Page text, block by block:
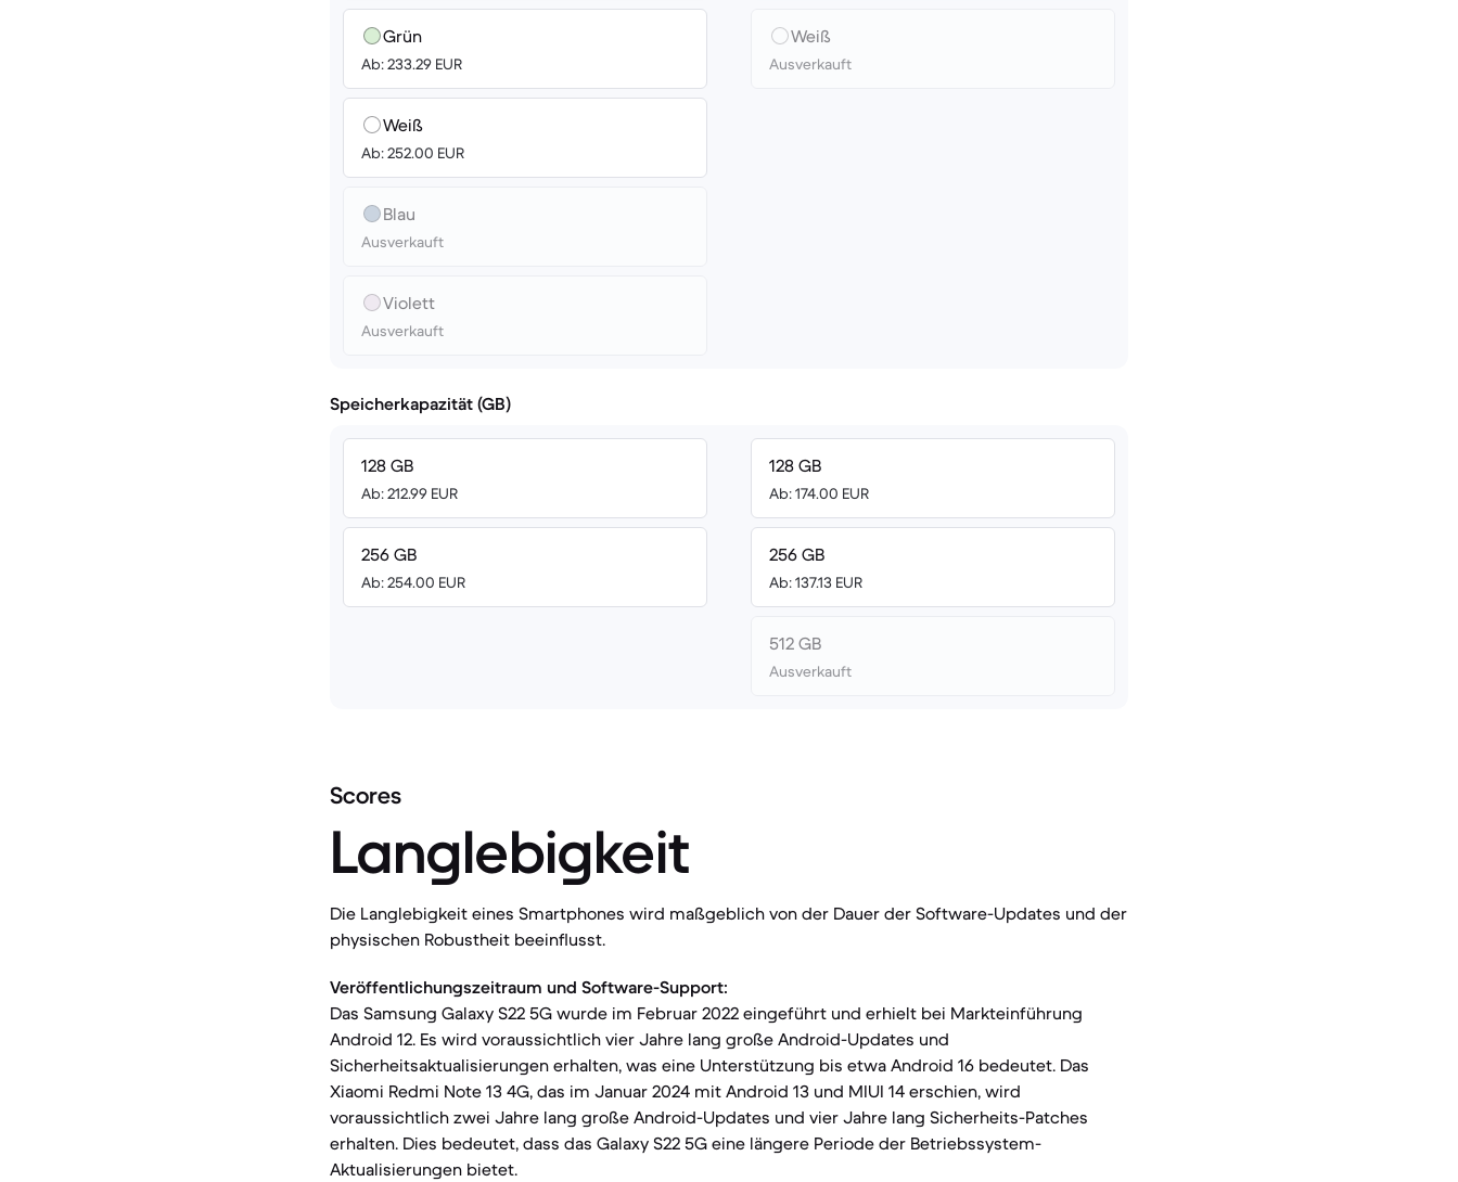
Grün
Ab: 233.29 EUR
Weiß
Ab: 252.00 EUR
Blau
Ausverkauft
Violett
Ausverkauft
Weiß
Ausverkauft
Speicherkapazität (GB)
128 GB
Ab: 212.99 EUR
256 GB
Ab: 254.00 EUR
128 GB
Ab: 174.00 EUR
256 GB
Ab: 137.13 EUR
512 GB
Ausverkauft
Scores
Langlebigkeit
Die Langlebigkeit eines Smartphones wird maßgeblich von der Dauer der Software-Updates und der
physischen Robustheit beeinflusst.
Veröffentlichungszeitraum und Software-Support:
Das Samsung Galaxy S22 5G wurde im Februar 2022 eingeführt und erhielt bei Markteinführung
Android 12. Es wird voraussichtlich vier Jahre lang große Android-Updates und
Sicherheitsaktualisierungen erhalten, was eine Unterstützung bis etwa Android 16 bedeutet. Das
Xiaomi Redmi Note 13 4G, das im Januar 2024 mit Android 13 und MIUI 14 erschien, wird
voraussichtlich zwei Jahre lang große Android-Updates und vier Jahre lang Sicherheits-Patches
erhalten. Dies bedeutet, dass das Galaxy S22 5G eine längere Periode der Betriebssystem-
Aktualisierungen bietet.